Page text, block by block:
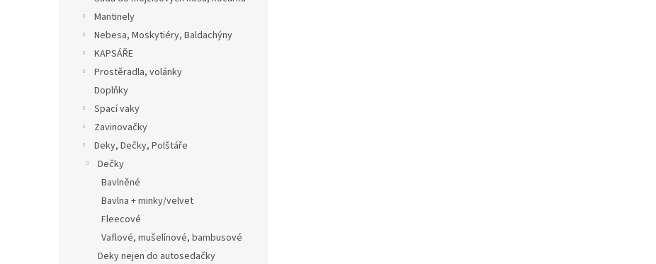
Mantinely
Nebesa, Moskytiéry, Baldachýny
KAPSÁŘE
Prostěradla, volánky
Doplňky
Spací vaky
Zavinovačky
Deky, Dečky, Polštáře
Dečky
Bavlněné
Bavlna + minky/velvet
Fleecové
Vaflové, mušelínové, bambusové
Deky nejen do autosedačky